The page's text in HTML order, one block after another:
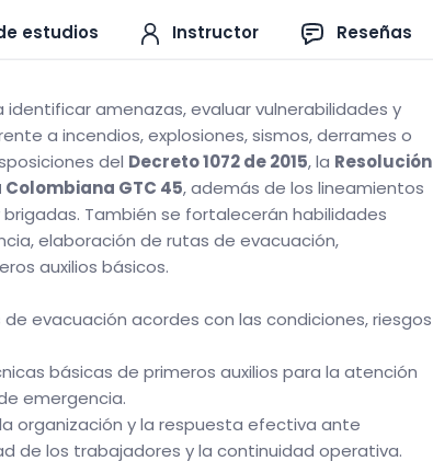
estudios Instructor Reseñas
amenazas, evaluar vulnerabilidades y
a incendios, explosiones, sismos, derrames o
del Decreto 1072 de 2015, la Resolución
GTC 45, además de los lineamientos
También se fortalecerán habilidades
elaboración de rutas de evacuación,
auxilios básicos.
evacuación acordes con las condiciones, riesgos
básicas de primeros auxilios para la atención
emergencia.
organización y la respuesta efectiva ante
de los trabajadores y la continuidad operativa.